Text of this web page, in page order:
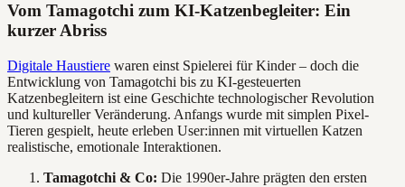
Vom Tamagotchi zum KI-Katzenbegleiter: Ein
kurzer Abriss
Digitale Haustiere waren einst Spielerei für Kinder – doch die
Entwicklung von Tamagotchi bis zu KI-gesteuerten
Katzenbegleitern ist eine Geschichte technologischer Revolution
und kultureller Veränderung. Anfangs wurde mit simplen Pixel-
Tieren gespielt, heute erleben User:innen mit virtuellen Katzen
realistische, emotionale Interaktionen.
Tamagotchi & Co: Die 1990er-Jahre prägten den ersten